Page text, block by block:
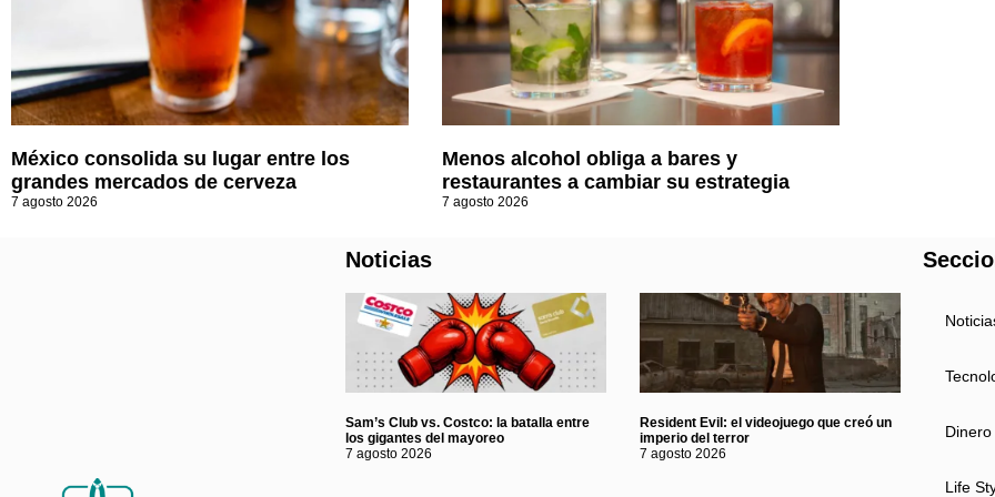
México consolida su lugar entre los
grandes mercados de cerveza
7 agosto 2026
Menos alcohol obliga a bares y
restaurantes a cambiar su estrategia
7 agosto 2026
Noticias
Sam’s Club vs. Costco: la batalla entre
los gigantes del mayoreo
7 agosto 2026
Resident Evil: el videojuego que creó un
imperio del terror
7 agosto 2026
Dinero
Life